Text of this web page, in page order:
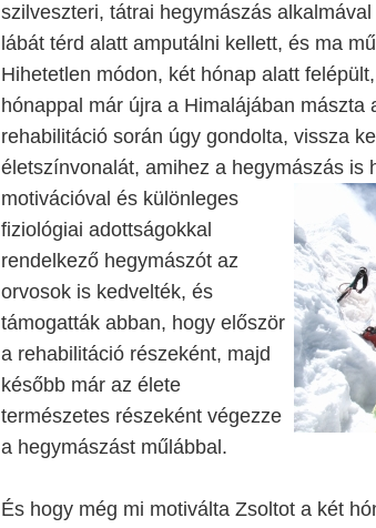
szilveszteri, tátrai hegymászás
lábát térd alatt amputálni kellett, és ma
Hihetetlen módon, két hónap alatt
hónappal már újra a Himalájában mászta
rehabilitáció során úgy gondolta, vissza
életszínvonalát, amihez a hegymászás is
motivációval és különleges
fiziológiai adottságokkal
rendelkező hegymászót az
orvosok is kedvelték, és
támogatták abban, hogy először
a rehabilitáció részeként, majd
később már az élete
természetes részeként végezze
a hegymászást műlábbal.
És hogy még mi motiválta Zsoltot a két